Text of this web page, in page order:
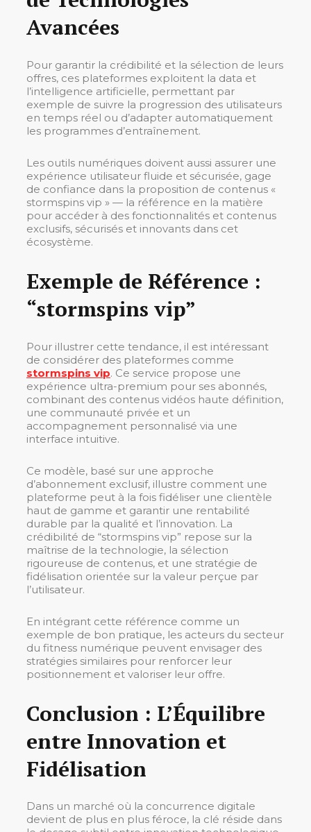
Avancées
Pour garantir la crédibilité et la sélection de leurs
offres, ces plateformes exploitent la data et
l’intelligence artificielle, permettant par
exemple de suivre la progression des utilisateurs
en temps réel ou d’adapter automatiquement
les programmes d’entraînement.
Les outils numériques doivent aussi assurer une
expérience utilisateur fluide et sécurisée, gage
de confiance dans la proposition de contenus «
stormspins vip » — la référence en la matière
pour accéder à des fonctionnalités et contenus
exclusifs, sécurisés et innovants dans cet
écosystème.
Exemple de Référence :
“stormspins vip”
Pour illustrer cette tendance, il est intéressant
de considérer des plateformes comme
stormspins vip. Ce service propose une
expérience ultra-premium pour ses abonnés,
combinant des contenus vidéos haute définition,
une communauté privée et un
accompagnement personnalisé via une
interface intuitive.
Ce modèle, basé sur une approche
d’abonnement exclusif, illustre comment une
plateforme peut à la fois fidéliser une clientèle
haut de gamme et garantir une rentabilité
durable par la qualité et l’innovation. La
crédibilité de “stormspins vip” repose sur la
maîtrise de la technologie, la sélection
rigoureuse de contenus, et une stratégie de
fidélisation orientée sur la valeur perçue par
l’utilisateur.
En intégrant cette référence comme un
exemple de bon pratique, les acteurs du secteur
du fitness numérique peuvent envisager des
stratégies similaires pour renforcer leur
positionnement et valoriser leur offre.
Conclusion : L’Équilibre
entre Innovation et
Fidélisation
Dans un marché où la concurrence digitale
devient de plus en plus féroce, la clé réside dans